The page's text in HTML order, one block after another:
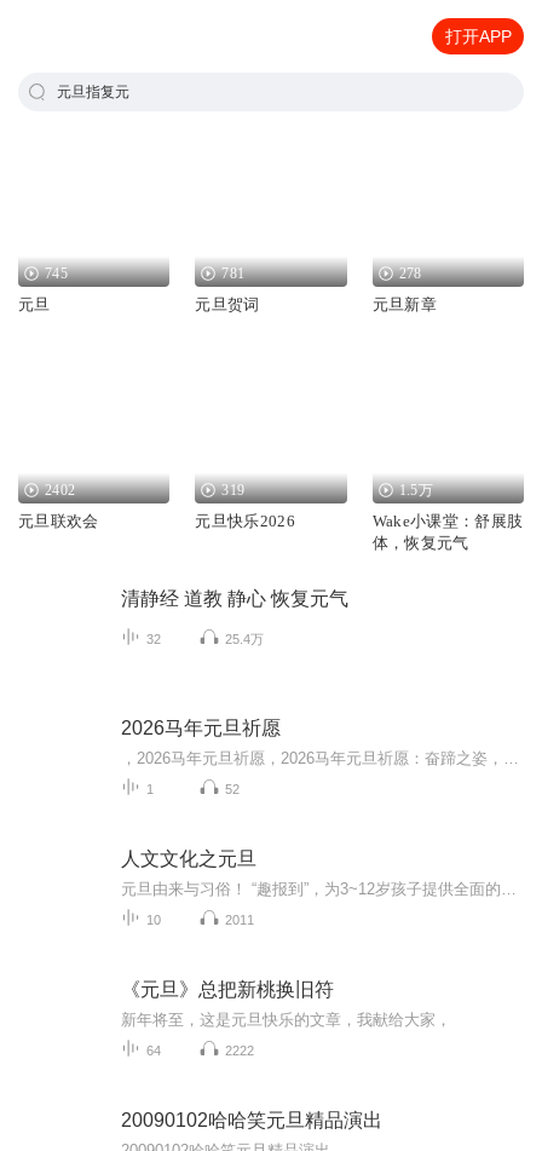
打开APP
元旦指复元
745
元旦
781
元旦贺词
278
元旦新章
2402
元旦联欢会
319
元旦快乐2026
1.5万
Wake小课堂：舒展肢
体，恢复元气
清静经 道教 静心 恢复元气
32 25.4万
2026马年元旦祈愿
1 52
人文文化之元旦
10 2011
《元旦》总把新桃换旧符
新年将至，这是元旦快乐的文章，我献给大家，
64 2222
20090102哈哈笑元旦精品演出